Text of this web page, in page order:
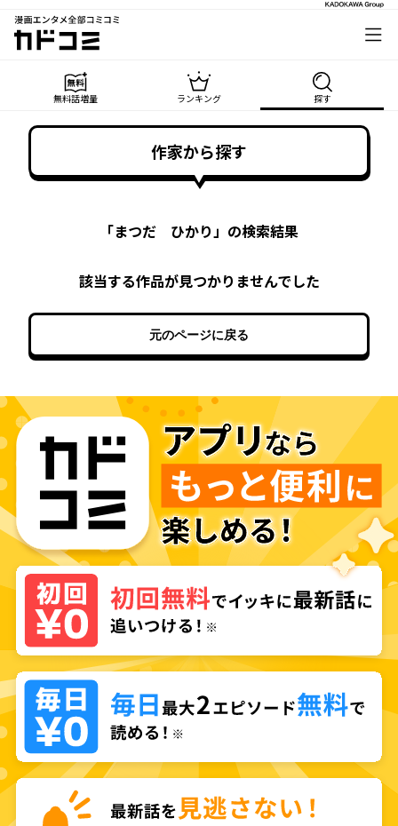
漫画エンタメ全部コミコミ
カドコミ
無料話増量 ランキング 探す
作家から探す
「まつだ ひかり」の検索結果
該当する作品が見つかりませんでした
元のページに戻る